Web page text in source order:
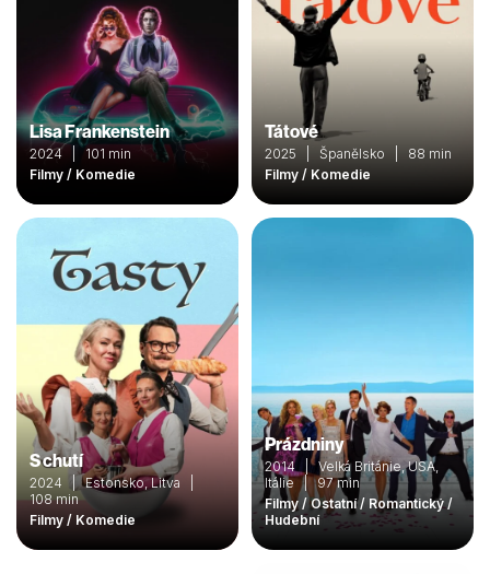
Lisa Frankenstein
2024 | 101 min
Filmy / Komedie
Tátové
2025 | Španělsko | 88 min
Filmy / Komedie
S chutí
2024 | Estonsko, Litva |
108 min
Filmy / Komedie
Prázdniny
2014 | Velká Británie, USA,
Itálie | 97 min
Filmy / Ostatní / Romantický /
Hudební